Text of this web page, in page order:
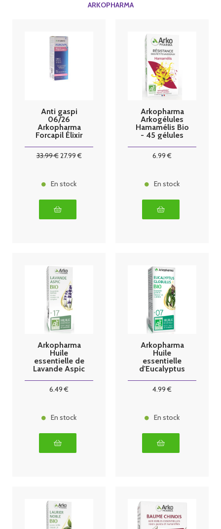
ARKOPHARMA
Anti gaspi
06/26
Arkopharma
Forcapil Élixir
33.99€27.99€
En stock
Arkopharma
Arkogélules
Hamamélis Bio
- 45 gélules
6.99 €
En stock
Arkopharma
Huile
essentielle de
Lavande Aspic
6.49 €
En stock
Arkopharma
Huile
essentielle
d'Eucalyptus
4.99 €
En stock